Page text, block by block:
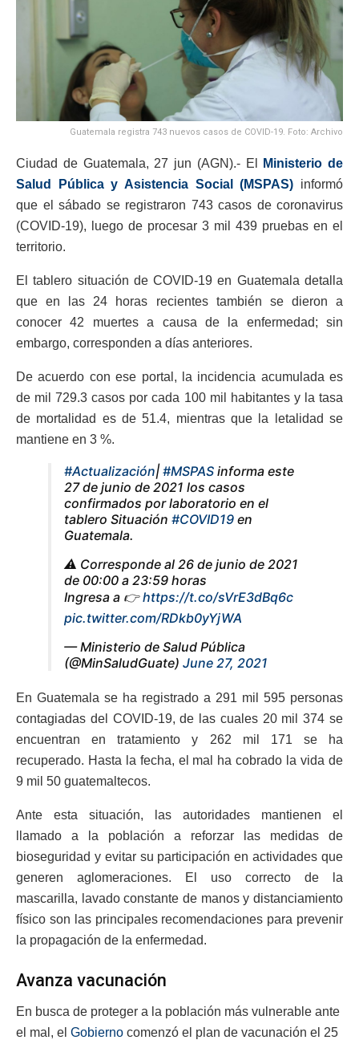
Guatemala registra 743 nuevos casos de COVID-19. Foto: Archivo
Ciudad de Guatemala, 27 jun (AGN).- El
Ministerio de
Salud Pública y Asistencia Social (MSPAS) informó
que el sábado se registraron 743 casos de coronavirus
(COVID-19), luego de procesar 3 mil 439 pruebas en el
territorio.
El tablero situación de COVID-19 en Guatemala detalla
que en las 24 horas recientes también se dieron a
conocer 42 muertes a causa de la enfermedad; sin
embargo, corresponden a días anteriores.
De acuerdo con ese portal, la incidencia acumulada es
de mil 729.3 casos por cada 100 mil habitantes y la tasa
de mortalidad es de 51.4, mientras que la letalidad se
mantiene en 3 %.
#Actualización| #MSPAS informa este
27 de junio de 2021 los casos
confirmados por laboratorio en el
tablero Situación #COVID19 en
Guatemala.
⚠️ Corresponde al 26 de junio de 2021
de 00:00 a 23:59 horas
Ingresa a 👉https://t.co/sVrE3dBq6c
pic.twitter.com/RDkb0yYjWA
— Ministerio de Salud Pública
(@MinSaludGuate) June 27, 2021
En Guatemala se ha registrado a 291 mil 595 personas
contagiadas del COVID-19, de las cuales 20 mil 374 se
encuentran en tratamiento y 262 mil 171 se ha
recuperado. Hasta la fecha, el mal ha cobrado la vida de
9 mil 50 guatemaltecos.
Ante esta situación, las autoridades mantienen el
llamado a la población a reforzar las medidas de
bioseguridad y evitar su participación en actividades que
generen aglomeraciones. El uso correcto de la
mascarilla, lavado constante de manos y distanciamiento
físico son las principales recomendaciones para prevenir
la propagación de la enfermedad.
Avanza vacunación
En busca de proteger a la población más vulnerable ante
el mal, el Gobierno comenzó el plan de vacunación el 25